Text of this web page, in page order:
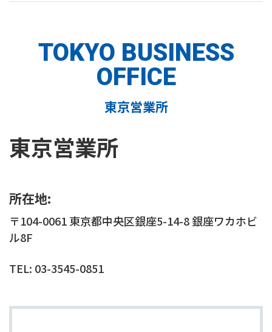
TOKYO BUSINESS
OFFICE
東京営業所
東京営業所
所在地:
〒104-0061 東京都中央区銀座5-14-8 銀座ワカホビ
ル8F
TEL: 03-3545-0851